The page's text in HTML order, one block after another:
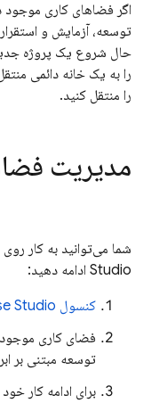
اگر فضاهای کاری موجود
توسعه، آزمایش و استقرار
حال شروع یک پروژه
را به یک خانه دائمی
را منتقل کنید.
مدیریت
شما می‌توانید به کار
Studio ادامه دهید:
کنسول Studio
فضای کاری موجود
توسعه مبتنی بر
برای ادامه کار